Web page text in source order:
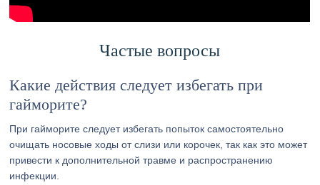
Частые вопросы
Какие действия следует избегать при
гайморите?
При гайморите следует избегать попыток самостоятельно
очищать носовые ходы от слизи или корочек, так как это может
привести к дополнительной травме и распространению
инфекции.